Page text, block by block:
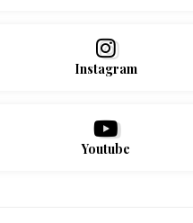
Instagram
Youtube